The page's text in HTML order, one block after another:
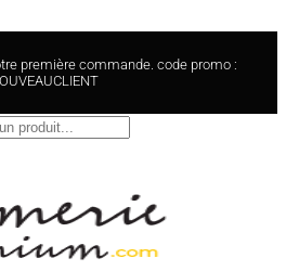
première commande. code promo :